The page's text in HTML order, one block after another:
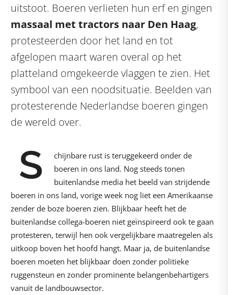
uitstoot. Boeren verlieten hun erf en gingen
massaal met tractors naar Den Haag,
protesteerden door het land en tot
afgelopen maart waren overal op het
platteland omgekeerde vlaggen te zien. Het
symbool van een noodsituatie. Beelden van
protesterende Nederlandse boeren gingen
de wereld over.
S
chijnbare rust is teruggekeerd onder de
boeren in ons land. Nog steeds tonen
buitenlandse media het beeld van strijdende
boeren in ons land, vorige week nog liet een Amerikaanse
zender de boze boeren zien. Blijkbaar heeft het de
buitenlandse collega-boeren niet geïnspireerd ook te gaan
protesteren, terwijl hen ook vergelijkbare maatregelen als
uitkoop boven het hoofd hangt. Maar ja, de buitenlandse
boeren moeten het blijkbaar doen zonder politieke
ruggensteun en zonder prominente belangenbehartigers
vanuit de landbouwsector.